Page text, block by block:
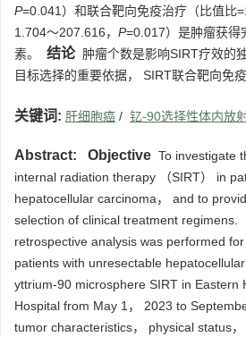
P=0.041）和联合靶向免疫治疗（比值比
1.704～207.616， P=0.017）是肿瘤获得
素。
结论肿瘤个数是影响SIRT疗效的
目标选择的重要依据， SIRT联合靶向免
关键词: 肝细胞癌 / 钇-90选择性体内放
Abstract: Objective To investigate
internal radiation therapy （SIRT） in
hepatocellular carcinoma， and to
selection of clinical treatment regimens.
retrospective analysis was performed
patients with unresectable
yttrium-90 microsphere SIRT in Eastern
Hospital from May 1， 2023 to
tumor characteristics， physical status，